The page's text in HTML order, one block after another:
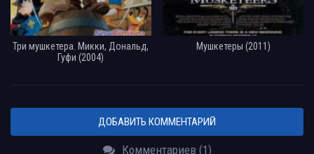
Три мушкетера. Микки, Дональд,
Гуфи (2004)
Мушкетеры (2011)
ДОБАВИТЬ КОММЕНТАРИЙ
Комментариев (1)